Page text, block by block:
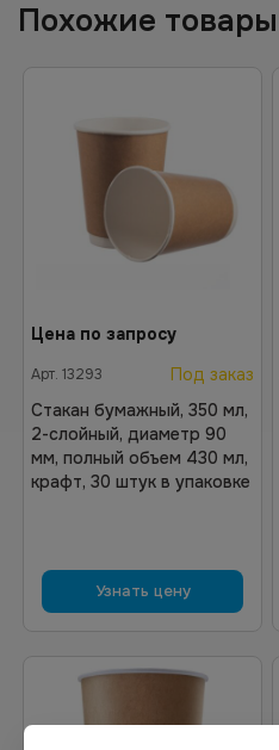
Похожие товары
Цена по запросу
Арт. 13293
Под заказ
Стакан бумажный, 350 мл,
2-слойный, диаметр 90
мм, полный объем 430 мл,
крафт, 30 штук в упаковке
Узнать цену